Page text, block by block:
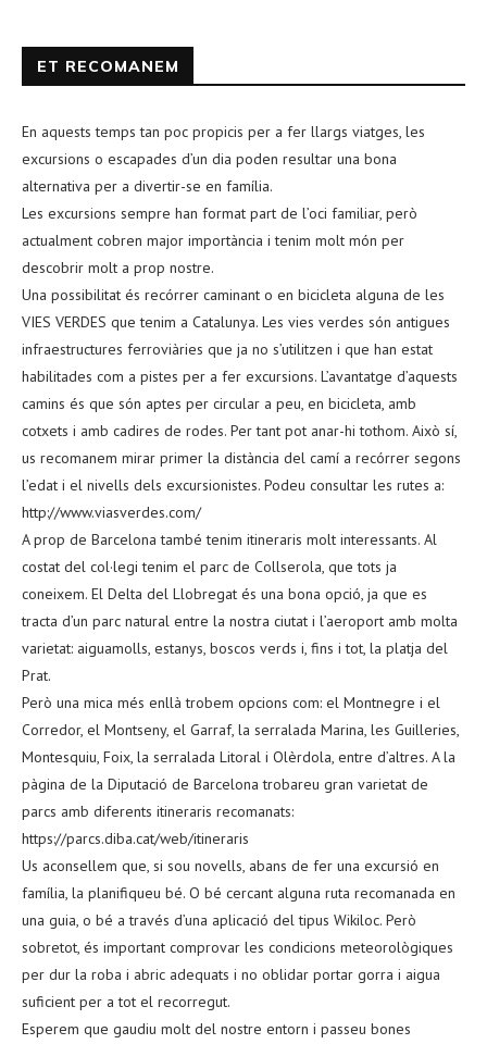
ET RECOMANEM
En aquests temps tan poc propicis per a fer llargs viatges, les
excursions o escapades d’un dia poden resultar una bona
alternativa per a divertir-se en família.
Les excursions sempre han format part de l’oci familiar, però
actualment cobren major importància i tenim molt món per
descobrir molt a prop nostre.
Una possibilitat és recórrer caminant o en bicicleta alguna de les
VIES VERDES que tenim a Catalunya. Les vies verdes són antigues
infraestructures ferroviàries que ja no s’utilitzen i que han estat
habilitades com a pistes per a fer excursions. L’avantatge d’aquests
camins és que són aptes per circular a peu, en bicicleta, amb
cotxets i amb cadires de rodes. Per tant pot anar-hi tothom. Això sí,
us recomanem mirar primer la distància del camí a recórrer segons
l’edat i el nivells dels excursionistes. Podeu consultar les rutes a:
http://www.viasverdes.com/
A prop de Barcelona també tenim itineraris molt interessants. Al
costat del col·legi tenim el parc de Collserola, que tots ja
coneixem. El Delta del Llobregat és una bona opció, ja que es
tracta d’un parc natural entre la nostra ciutat i l’aeroport amb molta
varietat: aiguamolls, estanys, boscos verds i, fins i tot, la platja del
Prat.
Però una mica més enllà trobem opcions com: el Montnegre i el
Corredor, el Montseny, el Garraf, la serralada Marina, les Guilleries,
Montesquiu, Foix, la serralada Litoral i Olèrdola, entre d’altres. A la
pàgina de la Diputació de Barcelona trobareu gran varietat de
parcs amb diferents itineraris recomanats:
https://parcs.diba.cat/web/itineraris
Us aconsellem que, si sou novells, abans de fer una excursió en
família, la planifiqueu bé. O bé cercant alguna ruta recomanada en
una guia, o bé a través d’una aplicació del tipus Wikiloc. Però
sobretot, és important comprovar les condicions meteorològiques
per dur la roba i abric adequats i no oblidar portar gorra i aigua
suficient per a tot el recorregut.
Esperem que gaudiu molt del nostre entorn i passeu bones